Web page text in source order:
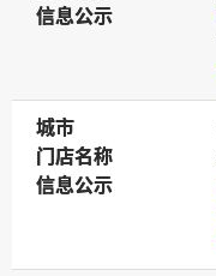
信息公示
信息公示
城市
城市
门店名称
门店名称
信息公示
信息公示